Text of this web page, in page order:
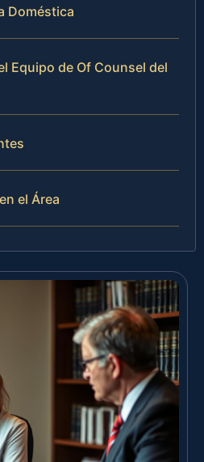
Doméstica
Equipo de Of Counsel del
el Área